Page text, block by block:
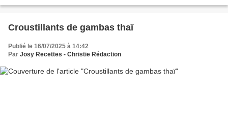
Croustillants de gambas thaï
Publié le 16/07/2025 à 14:42
Par Josy Recettes - Christie Rédaction